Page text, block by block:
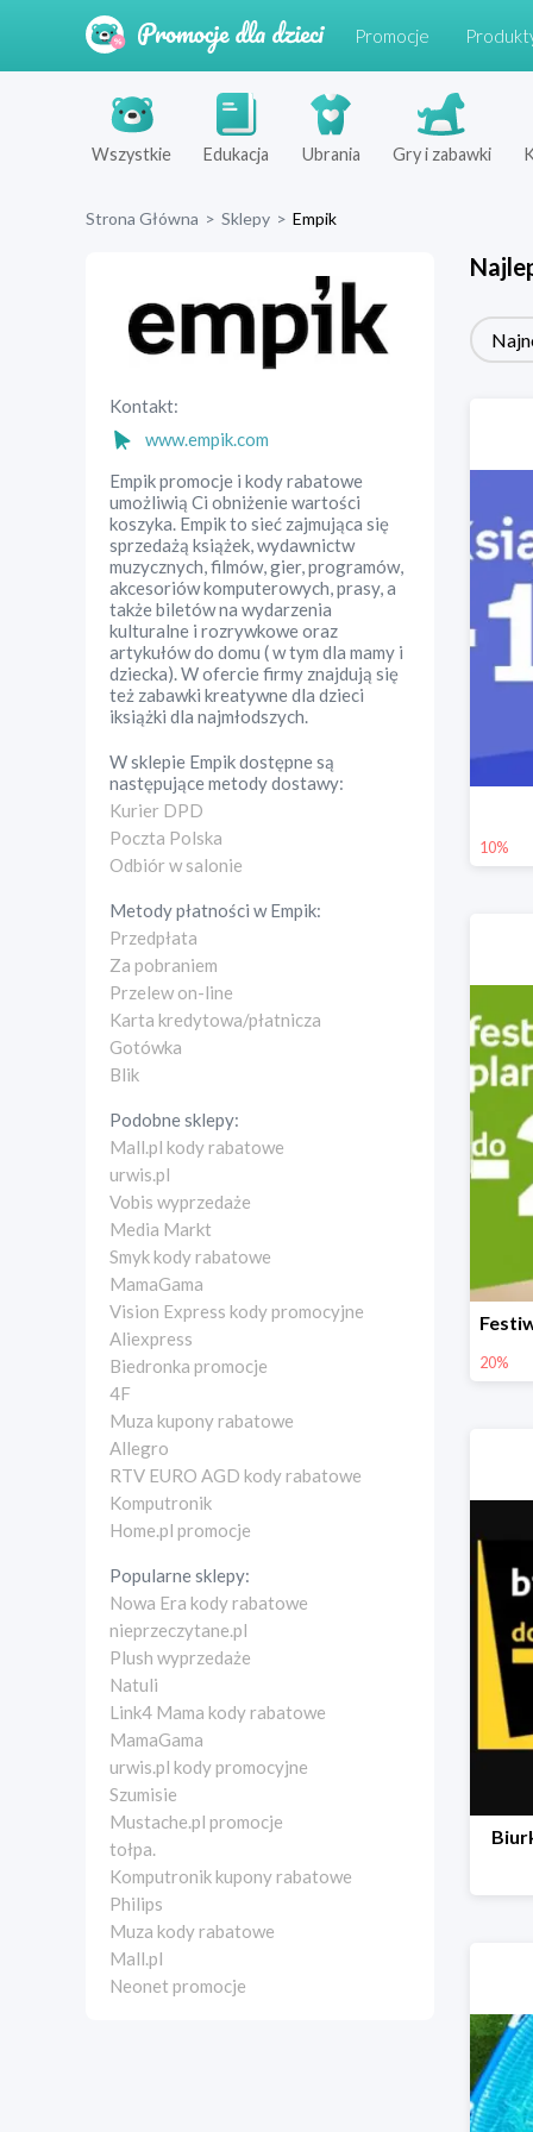
Promocje
Wszystkie Edukacja Ubrania Gry i zabawki
Strona Główna > Sklepy > Empik
Kontakt:
www.empik.com
Empik promocje i kody rabatowe
umożliwią Ci obniżenie wartości
koszyka. Empik to sieć zajmująca się
sprzedażą książek, wydawnictw
muzycznych, filmów, gier, programów,
akcesoriów komputerowych, prasy, a
także biletów na wydarzenia
kulturalne i rozrywkowe oraz
artykułów do domu ( w tym dla mamy i
dziecka). W ofercie firmy znajdują się
też zabawki kreatywne dla dzieci
iksiążki dla najmłodszych.
W sklepie Empikdostępne są
następujące metody dostawy:
Kurier DPD
Poczta Polska
Odbiór w salonie
Metody płatności wEmpik:
Przedpłata
Za pobraniem
Przelew on-line
Karta kredytowa/płatnicza
Gotówka
Blik
Podobne sklepy:
Mall.pl kody rabatowe
urwis.pl
Vobis wyprzedaże
Media Markt
Smyk kody rabatowe
MamaGama
Vision Express kody promocyjne
Aliexpress
Biedronka promocje
4F
Muza kupony rabatowe
Allegro
RTV EURO AGD kody rabatowe
Komputronik
Home.pl promocje
Popularne sklepy:
Nowa Era kody rabatowe
nieprzeczytane.pl
Plush wyprzedaże
Natuli
Link4 Mama kody rabatowe
MamaGama
urwis.pl kody promocyjne
Szumisie
Mustache.pl promocje
tołpa.
Komputronik kupony rabatowe
Philips
Muza kody rabatowe
Mall.pl
Neonet promocje
10%
20%